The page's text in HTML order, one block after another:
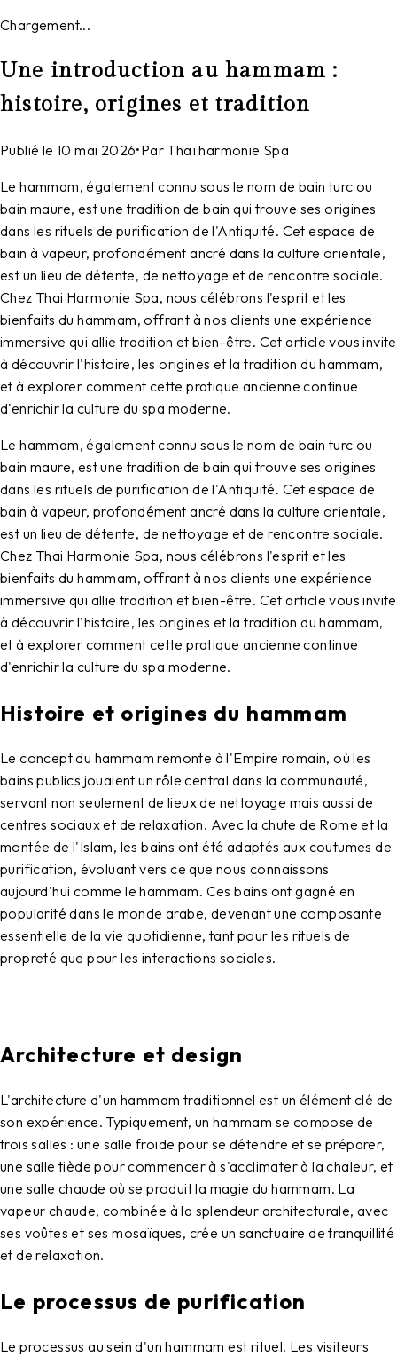
Chargement...
Une introduction au hammam :
histoire, origines et tradition
Publié le 10 mai 2026•Par Thaï harmonie Spa
Le hammam, également connu sous le nom de bain turc ou
bain maure, est une tradition de bain qui trouve ses origines
dans les rituels de purification de l'Antiquité. Cet espace de
bain à vapeur, profondément ancré dans la culture orientale,
est un lieu de détente, de nettoyage et de rencontre sociale.
Chez Thai Harmonie Spa, nous célébrons l'esprit et les
bienfaits du hammam, offrant à nos clients une expérience
immersive qui allie tradition et bien-être. Cet article vous invite
à découvrir l'histoire, les origines et la tradition du hammam,
et à explorer comment cette pratique ancienne continue
d'enrichir la culture du spa moderne.
Le hammam, également connu sous le nom de bain turc ou
bain maure, est une tradition de bain qui trouve ses origines
dans les rituels de purification de l'Antiquité. Cet espace de
bain à vapeur, profondément ancré dans la culture orientale,
est un lieu de détente, de nettoyage et de rencontre sociale.
Chez Thai Harmonie Spa, nous célébrons l'esprit et les
bienfaits du hammam, offrant à nos clients une expérience
immersive qui allie tradition et bien-être. Cet article vous invite
à découvrir l'histoire, les origines et la tradition du hammam,
et à explorer comment cette pratique ancienne continue
d'enrichir la culture du spa moderne.
Histoire et origines du hammam
Le concept du hammam remonte à l'Empire romain, où les
bains publics jouaient un rôle central dans la communauté,
servant non seulement de lieux de nettoyage mais aussi de
centres sociaux et de relaxation. Avec la chute de Rome et la
montée de l'Islam, les bains ont été adaptés aux coutumes de
purification, évoluant vers ce que nous connaissons
aujourd'hui comme le hammam. Ces bains ont gagné en
popularité dans le monde arabe, devenant une composante
essentielle de la vie quotidienne, tant pour les rituels de
propreté que pour les interactions sociales.
Architecture et design
L'architecture d'un hammam traditionnel est un élément clé de
son expérience. Typiquement, un hammam se compose de
trois salles : une salle froide pour se détendre et se préparer,
une salle tiède pour commencer à s'acclimater à la chaleur, et
une salle chaude où se produit la magie du hammam. La
vapeur chaude, combinée à la splendeur architecturale, avec
ses voûtes et ses mosaïques, crée un sanctuaire de tranquillité
et de relaxation.
Le processus de purification
Le processus au sein d'un hammam est rituel. Les visiteurs